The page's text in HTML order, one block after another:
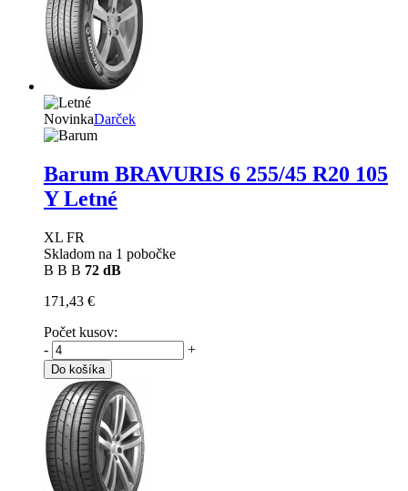
NovinkaDarček
Barum BRAVURIS 6 255/45 R20 105
Y Letné
XL FR
Skladom na 1 pobočke
B B B 72 dB
171,43 €
Počet kusov:
-
+
Do košíka